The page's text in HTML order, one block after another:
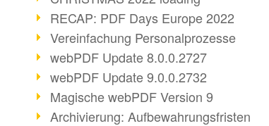
RECAP: PDF Days Europe 2022
Vereinfachung Personalprozesse
webPDF Update 8.0.0.2727
webPDF Update 9.0.0.2732
Magische webPDF Version 9
Archivierung: Aufbewahrungsfristen